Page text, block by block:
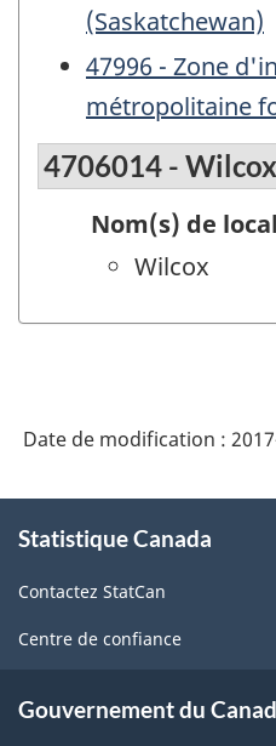
(Saskatchewan)
47996 - Zone
métropolitaine
4706014 - Wilcox
Nom(s) de
Wilcox
Date de modification :
propos
ce
site
Statistique Canada
Contactez StatCan
Centre de confiance
Gouvernement du